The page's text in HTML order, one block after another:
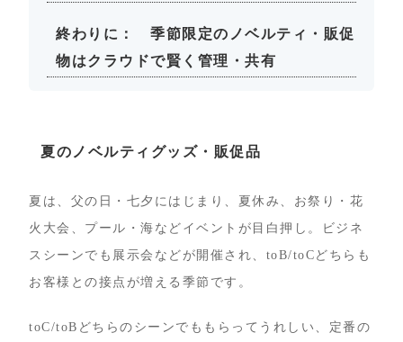
終わりに： 季節限定のノベルティ・販促
物はクラウドで賢く管理・共有
夏のノベルティグッズ・販促品
夏は、父の日・七夕にはじまり、夏休み、お祭り・花
火大会、プール・海などイベントが目白押し。ビジネ
スシーンでも展示会などが開催され、toB/toCどちらも
お客様との接点が増える季節です。
toC/toBどちらのシーンでももらってうれしい、定番の